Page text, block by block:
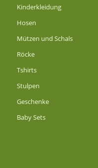
Kinderkleidung
Hosen
Mützen und Schals
Röcke
Tshirts
Stulpen
Geschenke
Baby Sets